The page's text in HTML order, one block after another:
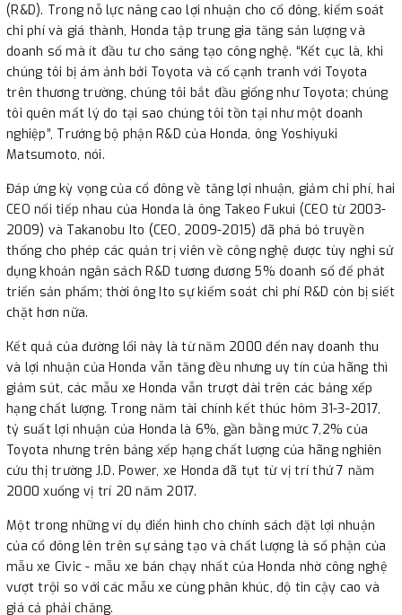
(R&D). Trong nỗ lực nâng cao lợi nhuận cho cổ đông, kiểm soát
chi phí và giá thành, Honda tập trung gia tăng sản lượng và
doanh số mà ít đầu tư cho sáng tạo công nghệ. “Kết cục là, khi
chúng tôi bị ám ảnh bởi Toyota và cố cạnh tranh với Toyota
trên thương trường, chúng tôi bắt đầu giống như Toyota; chúng
tôi quên mất lý do tại sao chúng tôi tồn tại như một doanh
nghiệp”, Trưởng bộ phận R&D của Honda, ông Yoshiyuki
Matsumoto, nói.
Đáp ứng kỳ vọng của cổ đông về tăng lợi nhuận, giảm chi phí, hai
CEO nối tiếp nhau của Honda là ông Takeo Fukui (CEO từ 2003-
2009) và Takanobu Ito (CEO, 2009-2015) đã phá bỏ truyền
thống cho phép các quản trị viên về công nghệ được tùy nghi sử
dụng khoản ngân sách R&D tương đương 5% doanh số để phát
triển sản phẩm; thời ông Ito sự kiểm soát chi phí R&D còn bị siết
chặt hơn nữa.
Kết quả của đường lối này là từ năm 2000 đến nay doanh thu
và lợi nhuận của Honda vẫn tăng đều nhưng uy tín của hãng thì
giảm sút, các mẫu xe Honda vẫn trượt dài trên các bảng xếp
hạng chất lượng. Trong năm tài chính kết thúc hôm 31-3-2017,
tỷ suất lợi nhuận của Honda là 6%, gần bằng mức 7,2% của
Toyota nhưng trên bảng xếp hạng chất lượng của hãng nghiên
cứu thị trường J.D. Power, xe Honda đã tụt từ vị trí thứ 7 năm
2000 xuống vị trí 20 năm 2017.
Một trong những ví dụ điển hình cho chính sách đặt lợi nhuận
của cổ đông lên trên sự sáng tạo và chất lượng là số phận của
mẫu xe Civic - mẫu xe bán chạy nhất của Honda nhờ công nghệ
vượt trội so với các mẫu xe cùng phân khúc, độ tin cậy cao và
giá cả phải chăng.